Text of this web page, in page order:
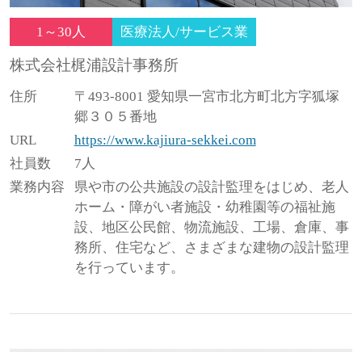
1～30人 医療法人/サービス業
株式会社梶浦設計事務所
住所
〒493-8001 愛知県一宮市北方町北方字狐塚
郷３０５番地
URL
https://www.kajiura-sekkei.com
社員数
7人
業務内容
県や市の公共施設の設計監理をはじめ、老人
ホーム・障がい者施設・幼稚園等の福祉施
設、地区公民館、物流施設、工場、倉庫、事
務所、住宅など、さまざまな建物の設計監理
を行っています。